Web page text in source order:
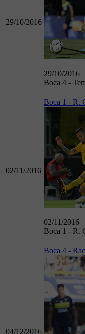
29/10/2016
29/10/2016
Boca 4 -
02/11/2016
Boca 1 - R.
02/11/2016
Boca 1 - R.
04/12/2016
Boca 4 -